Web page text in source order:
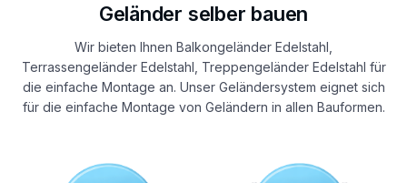
Geländer selber bauen
Wir bieten Ihnen Balkongeländer Edelstahl,
Terrassengeländer Edelstahl, Treppengeländer Edelstahl für
die einfache Montage an. Unser Geländersystem eignet sich
für die einfache Montage von Geländern in allen Bauformen.